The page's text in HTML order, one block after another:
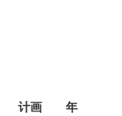
计画
年